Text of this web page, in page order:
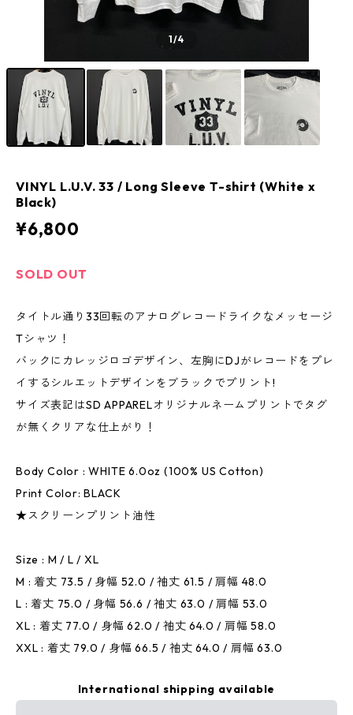
1/4
VINYL L.U.V. 33 / Long Sleeve T-shirt (White x
Black)
¥6,800
SOLD OUT
タイトル通り33回転のアナログレコードライクなメッセージ
Tシャツ！
バックにカレッジロゴデザイン、左胸にDJがレコードをプレ
イするシルエットデザインをブラックでプリント!
サイズ表記はSD APPARELオリジナルネームプリントでタグ
が無くクリアな仕上がり！
Body Color : WHITE 6.0oz (100% US Cotton)
Print Color: BLACK
★スクリーンプリント油性
Size : M / L / XL
M : 着丈 73.5 / 身幅 52.0 / 袖丈 61.5 / 肩幅 48.0
L : 着丈 75.0 / 身幅 56.6 / 袖丈 63.0 / 肩幅 53.0
XL : 着丈 77.0 / 身幅 62.0 / 袖丈 64.0 / 肩幅 58.0
XXL : 着丈 79.0 / 身幅 66.5 / 袖丈 64.0 / 肩幅 63.0
International shipping available